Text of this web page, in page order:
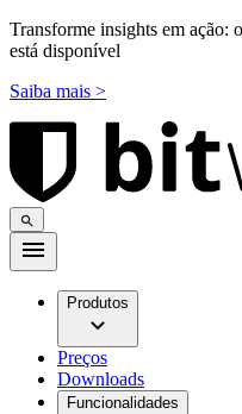
Transforme insights em ação:
está disponível
Saiba mais >
Produtos
Preços
Downloads
Funcionalidades